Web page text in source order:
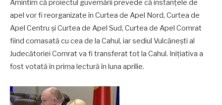
Amintim că proiectul guvernării prevede că instanțele de
apel vor fi reorganizate în Curtea de Apel Nord, Curtea de
Apel Centru și Curtea de Apel Sud, Curtea de Apel Comrat
fiind comasată cu cea de la Cahul, iar sediul Vulcănești al
Judecătoriei Comrat va fi transferat tot la Cahul. Inițiativa a
fost votată în prima lectură în luna aprilie.